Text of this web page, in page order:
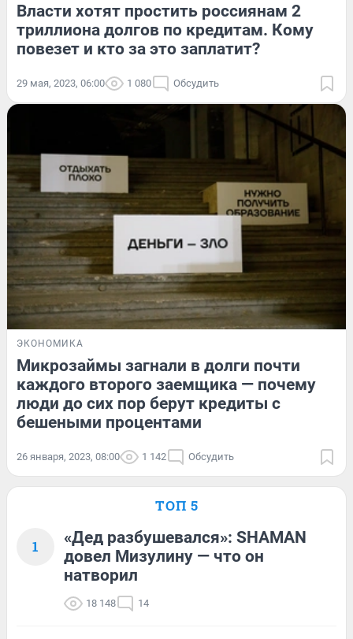
Власти хотят простить россиянам 2
триллиона долгов по кредитам. Кому
повезет и кто за это заплатит?
29 мая, 2023, 06:00 1 080 Обсудить
ЭКОНОМИКА
Микрозаймы загнали в долги почти
каждого второго заемщика — почему
люди до сих пор берут кредиты с
бешеными процентами
26 января, 2023, 08:00 1 142 Обсудить
ТОП 5
1
«Дед разбушевался»: SHAMAN
довел Мизулину — что он
натворил
18 148 14